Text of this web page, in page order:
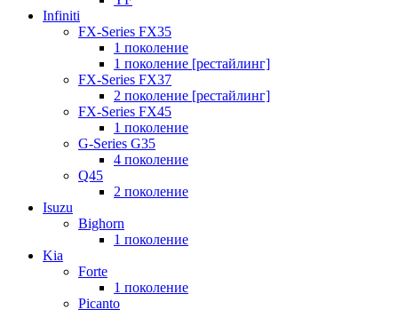
Infiniti
FX-Series FX35
1 поколение
1 поколение [рестайлинг]
FX-Series FX37
2 поколение [рестайлинг]
FX-Series FX45
1 поколение
G-Series G35
4 поколение
Q45
2 поколение
Isuzu
Bighorn
1 поколение
Kia
Forte
1 поколение
Picanto